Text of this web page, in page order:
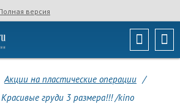
версия
Акции на пластические операции /
Красивые груди 3 размера!!! /kino